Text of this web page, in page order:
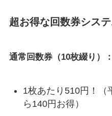
超お得な回数券シス
通常回数券（10枚綴り）
1枚あたり510円！（
ら140円お得）